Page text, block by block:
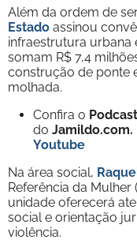
Além da ordem de
Estado assinou
infraestrutura urbana
somam R$ 7,4
construção de ponte
molhada.
Confira o
do Jamildo.com.
Youtube
Na área social,
Referência da Mulher
unidade oferecerá
social e orientação
violência.